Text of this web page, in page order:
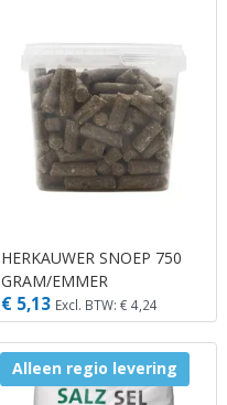
HERKAUWER SNOEP 750
GRAM/EMMER
€ 5,13 Excl. BTW: € 4,24
Alleen regio levering